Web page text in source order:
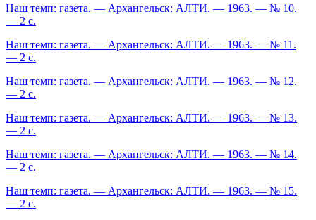
Наш темп: газета. — Архангельск: АЛТИ. — 1963. — № 10.
— 2 с.
Наш темп: газета. — Архангельск: АЛТИ. — 1963. — № 11.
— 2 с.
Наш темп: газета. — Архангельск: АЛТИ. — 1963. — № 12.
— 2 с.
Наш темп: газета. — Архангельск: АЛТИ. — 1963. — № 13.
— 2 с.
Наш темп: газета. — Архангельск: АЛТИ. — 1963. — № 14.
— 2 с.
Наш темп: газета. — Архангельск: АЛТИ. — 1963. — № 15.
— 2 с.